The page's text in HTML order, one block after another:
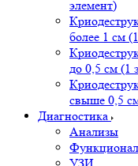
элемент)
более 1 см
до 0,5 см (1
свыше 0,5
Диагностика
Анализы